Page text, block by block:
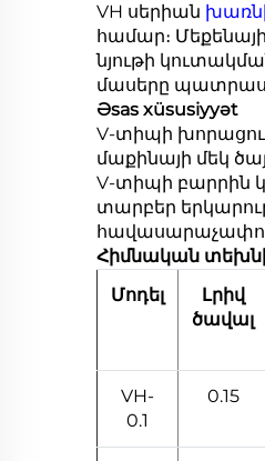
VH սերիան
համար։
նյութի
մասերը
Əsas xüsusiyyət
V-տիպի
մաքինայի մեկ
V-տիպի բարրին
տարբեր
Հիմնական
Մոդել
Լրիվ
ծավալ
VH-
0.1
0.15